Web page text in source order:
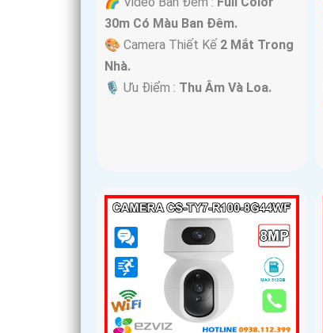
30m Có Màu Ban Ðêm.
🎨 Camera Thiết Kế 2 Mắt Trong
Nhà.
️🎙 Ưu Điểm : Thu Âm Và Loa.